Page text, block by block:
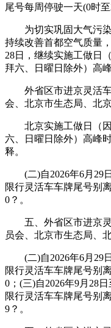
尾号每周停驶一天(0时
为切实巩固大气污染
持续改善首都空气质量
28日，继续实施工做日
拜六、日曜日除外）高峰
外省区市进京灵活车
会、北京市生态局、北
北京实施工做日（因
六、日曜日除外）高峰
释。
(二)自2026年6月29日
限行灵活车车牌尾号别
0？。
五、外省区市进京灵
员会、北京市生态局、
(二)自2026年6月29日
限行灵活车车牌尾号别
0；(三)自2026年9月28
限行灵活车车牌尾号别
9？。